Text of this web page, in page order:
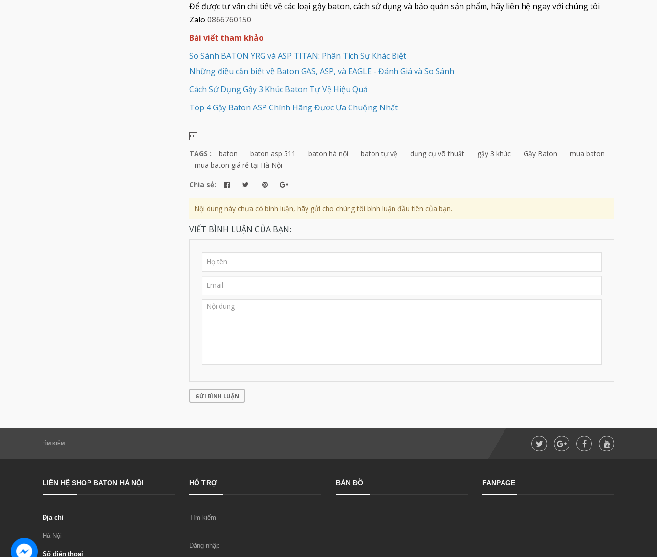
Để được tư vấn chi tiết về các loại gậy baton, cách sử dụng và bảo quản sản phẩm, hãy liên hệ ngay với chúng tôi
Zalo 0866760150
Bài viết tham khảo
So Sánh BATON YRG và ASP TITAN: Phân Tích Sự Khác Biệt
Những điều cần biết về Baton GAS, ASP, và EAGLE - Đánh Giá và So Sánh
Cách Sử Dụng Gậy 3 Khúc Baton Tự Vệ Hiệu Quả
Top 4 Gậy Baton ASP Chính Hãng Được Ưa Chuộng Nhất
TAGS : baton baton asp 511 baton hà nội baton tự vệ dụng cụ võ thuật gậy 3 khúc Gậy Baton
mua baton
mua baton giá rẻ tại Hà Nội
Chia sẻ:
Nội dung này chưa có bình luận, hãy gửi cho chúng tôi bình luận đầu tiên của bạn.
VIẾT BÌNH LUẬN CỦA BẠN:
GỬI BÌNH LUẬN
TÌM KIẾM
LIÊN HỆ SHOP BATON HÀ NỘI
Địa chỉ
Hà Nội
Số điện thoại
HỖ TRỢ
Tìm kiếm
Đăng nhập
BẢN ĐỒ FANPAGE